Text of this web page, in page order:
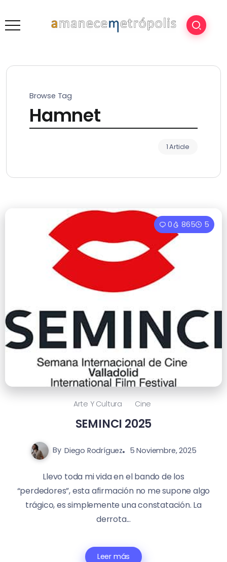
Browse Tag
Hamnet
1 Article
0 865 5
Arte Y Cultura Cine
SEMINCI 2025
By Diego Rodríguez 5 Noviembre, 2025
Llevo toda mi vida en el bando de los
“perdedores”, esta afirmación no me supone algo
trágico, es simplemente una constatación. La
derrota...
Leer más